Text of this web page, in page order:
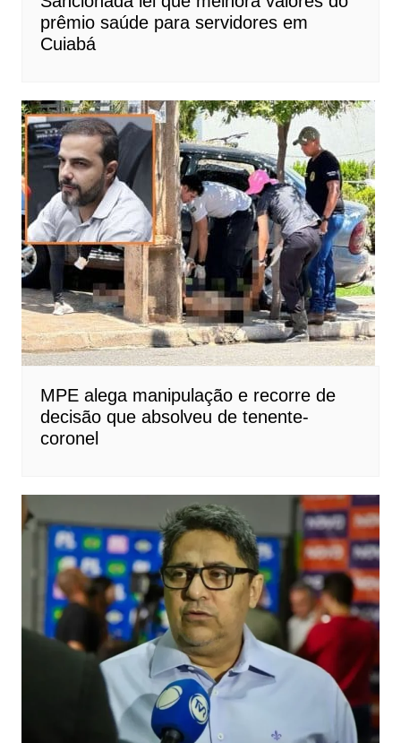
prêmio saúde para servidores em
Cuiabá
MPE alega manipulação e recorre de
decisão que absolveu de tenente-
coronel